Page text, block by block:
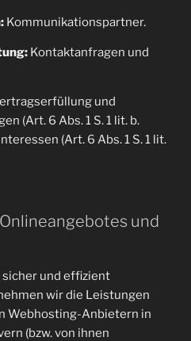
Kommunikationspartner.
Kontaktanfragen und
und
(Art. 6 Abs. 1 S. 1 lit. b.
(Art. 6 Abs. 1 S. 1 lit.
und
und effizient
wir die Leistungen
Webhosting-Anbietern in
(bzw. von ihnen